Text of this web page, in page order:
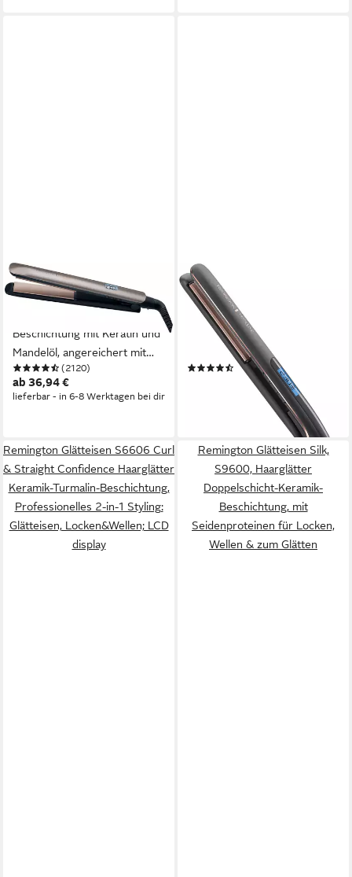
REMINGTON
Glätteisen Keratin Protect,
S8540, Haarglätter Keramik-
Beschichtung mit Keratin und
Mandelöl, angereichert mit
Keratin & Mandelöl, 9
Temperatureinstellungen
(2120)
ab 36,94 €
lieferbar - in 6-8 Werktagen bei dir
REMINGTON
Glätteisen S9100B E51
PROluxe Midnight Ultimate-
Glide-Keramik-Beschichtung,
OPTIheat-Technologie, LCD
display, 110mm lange
Keramikstylingplatten
(110)
UVP120,99 €
lieferbar - in 1-2 Werktagen bei dir
Remington Glätteisen S6606 Curl
& Straight Confidence Haarglätter
Keramik-Turmalin-Beschichtung,
Professionelles 2-in-1 Styling:
Glätteisen, Locken&Wellen; LCD
display
Remington Glätteisen Silk,
S9600, Haarglätter
Doppelschicht-Keramik-
Beschichtung, mit
Seidenproteinen für Locken,
Wellen & zum Glätten